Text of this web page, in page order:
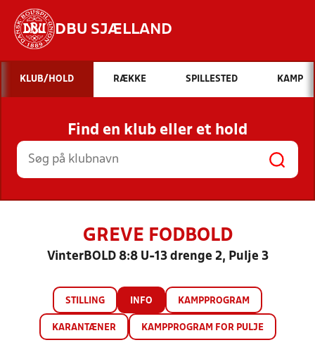
DBU SJÆLLAND
Hvad vil du søge efter?
INDHOLD OG NYHEDER
STILLINGER, RESULTATER, KLUBBER OG
HOLD
KLUB/HOLD RÆKKE SPILLESTED KAMP
Find en klub eller et hold
GREVE FODBOLD
VinterBOLD 8:8 U-13 drenge 2, Pulje 3
STILLING INFO KAMPPROGRAM
KARANTÆNER KAMPPROGRAM FOR PULJE